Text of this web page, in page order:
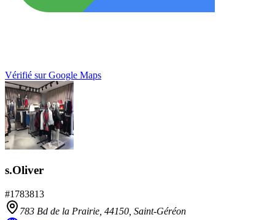
Vérifié sur Google Maps
s.Oliver
#1783813
783 Bd de la Prairie, 44150 Saint-Géréon